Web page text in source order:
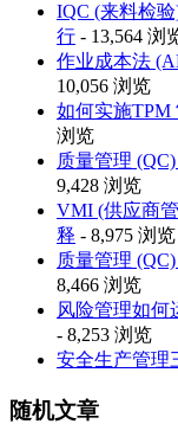
IQC (来料检
行 - 13,564 浏
作业成本法
10,056 浏览
如何实施TPM
浏览
质量管理
9,428 浏览
VMI (供应商
释 - 8,975 浏览
质量管理
8,466 浏览
风险管理如何
- 8,253 浏览
安全生产管理
随机文章